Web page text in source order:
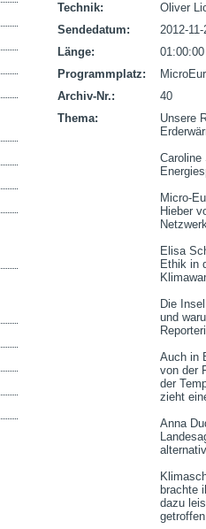
Technik:
Oliver
Sendedatum:
2012-11-
Länge:
01:00:00
Programmplatz:
Archiv-Nr.:
40
Thema:
Unsere
Caroline
Micro-
Hieber
Elisa
Ethik in
Die
und
Auch in
von der
der
zieht
Anna
brachte
dazu